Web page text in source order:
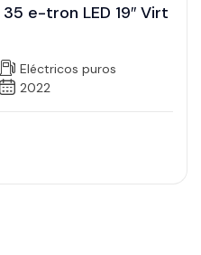
e-tron LED 19″ Virt
Eléctricos puros
2022